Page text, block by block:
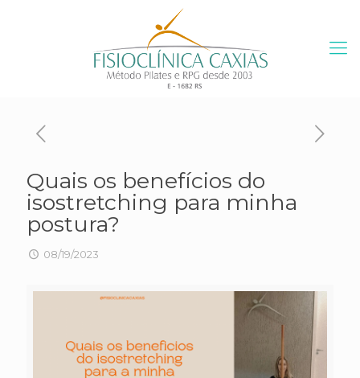
Quais os benefícios do
isostretching para minha
postura?
08/19/2023